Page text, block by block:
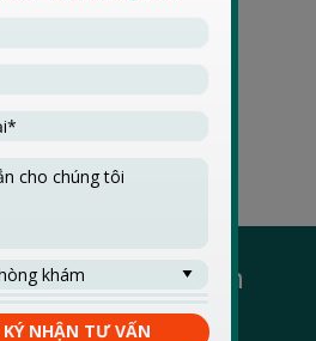
phòng khám gần
bạn